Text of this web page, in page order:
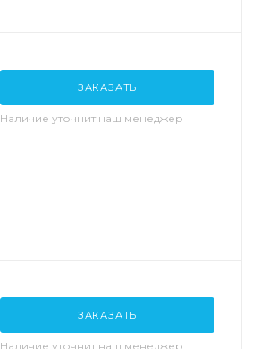
ЗАКАЗАТЬ
Наличие уточнит наш менеджер
ЗАКАЗАТЬ
Наличие уточнит наш менеджер